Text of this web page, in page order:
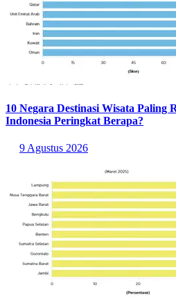
10 Negara Destinasi Wisata Paling
Indonesia Peringkat Berapa?
9 Agustus 2026